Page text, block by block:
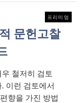
프리미엄
문헌고찰
철저히 검토
이런 검토에서
향을 가진 방법